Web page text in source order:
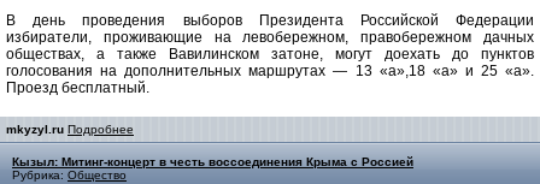
В день проведения выборов Президента Российской Федерации
избиратели, проживающие на левобережном, правобережном дачных
обществах, а также Вавилинском затоне, могут доехать до пунктов
голосования на дополнительных маршрутах — 13 «а»,18 «а» и 25 «а».
Проезд бесплатный.
mkyzyl.ru Подробнее
Кызыл: Митинг-концерт в честь воссоединения Крыма с Россией
Рубрика: Общество